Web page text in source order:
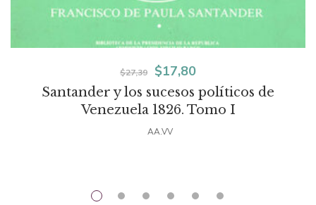
Santander y los sucesos políticos de
Venezuela 1826. Tomo I
$27,39
El
precio
$17,80El
precio
AA.VV